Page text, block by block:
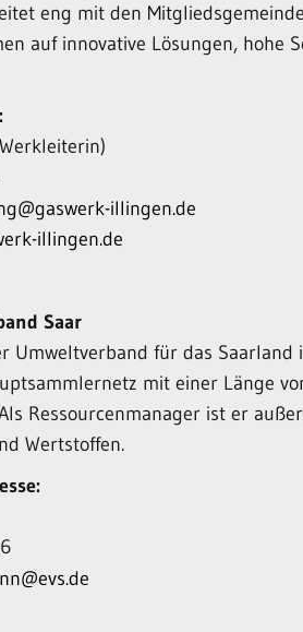
eng mit den
auf innovative Lösungen, hohe
illingen.de
illingen.de
Saar
Umweltverband für das
mit einer Länge
Ressourcenmanager ist er
Wertstoffen.